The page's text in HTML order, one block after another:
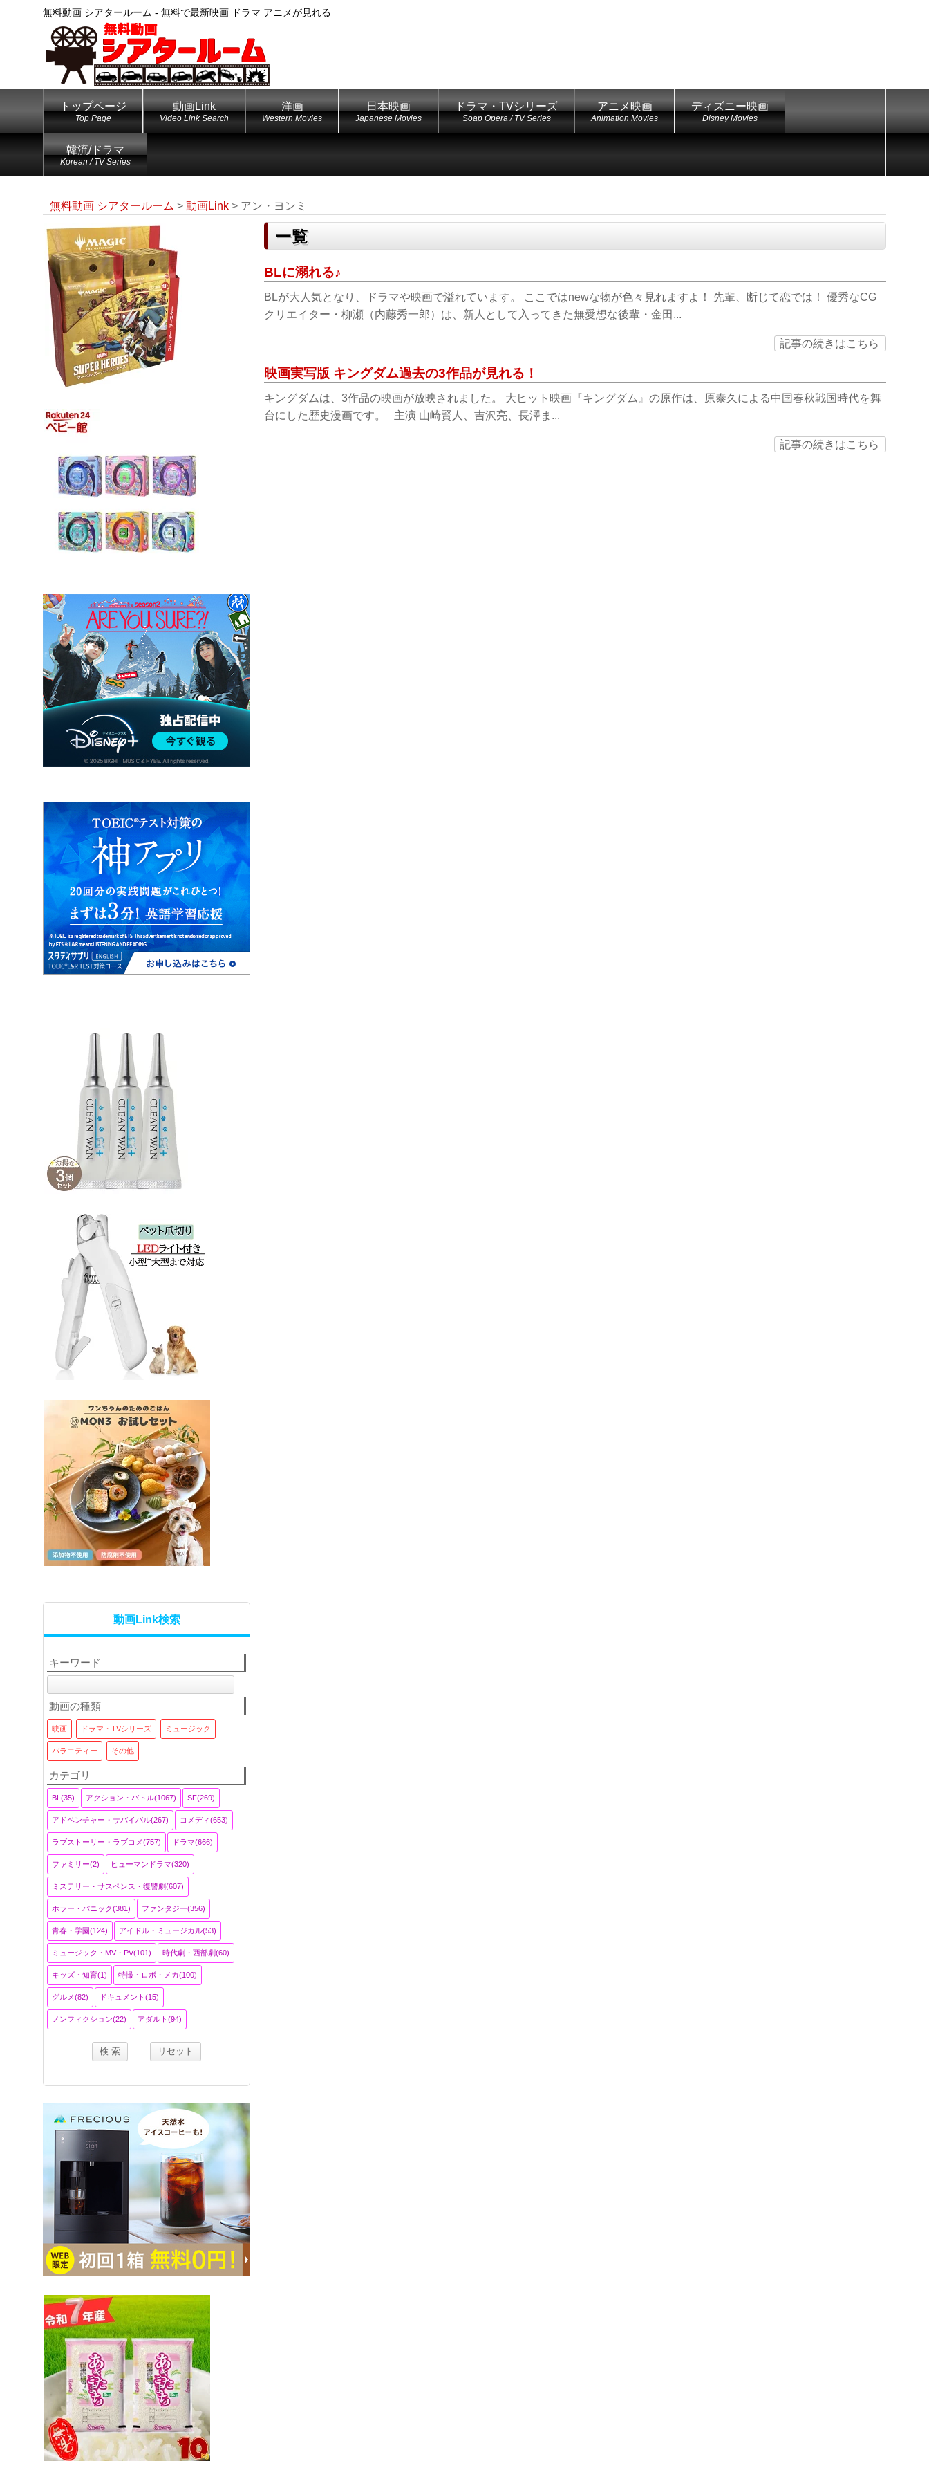
無料動画 シアタールーム - 無料で最新映画 ドラマ アニメが見れる
トップページ
Top Page
動画Link
Video Link Search
洋画
Western Movies
日本映画
Japanese Movies
ドラマ・TVシリーズ
Soap Opera / TV Series
アニメ映画
Animation Movies
ディズニー映画
Disney Movies
韓流/ドラマ
Korean / TV Series
無料動画 シアタールーム > 動画Link > アン・ヨンミ
一覧
BLに溺れる♪
BLが大人気となり、ドラマや映画で溢れています。 ここではnewな物が色々見れますよ！ 先輩、断じて恋では！ 優秀なCG
クリエイター・柳瀬（内藤秀一郎）は、新人として入ってきた無愛想な後輩・金田...
記事の続きはこちら
映画実写版 キングダム過去の3作品が見れる！
キングダムは、3作品の映画が放映されました。 大ヒット映画『キングダム』の原作は、原泰久による中国春秋戦国時代を舞
台にした歴史漫画です。 主演 山崎賢人、吉沢亮、長澤ま...
記事の続きはこちら
動画Link検索
キーワード
動画の種類
映画 ドラマ・TVシリーズ ミュージック
バラエティー その他
カテゴリ
BL(35) アクション・バトル(1067) SF(269)
アドベンチャー・サバイバル(267) コメディ(653)
ラブストーリー・ラブコメ(757) ドラマ(666)
ファミリー(2) ヒューマンドラマ(320)
ミステリー・サスペンス・復讐劇(607)
ホラー・パニック(381) ファンタジー(356)
青春・学園(124) アイドル・ミュージカル(53)
ミュージック・MV・PV(101) 時代劇・西部劇(60)
キッズ・知育(1) 特撮・ロボ・メカ(100)
グルメ(82) ドキュメント(15)
ノンフィクション(22) アダルト(94)